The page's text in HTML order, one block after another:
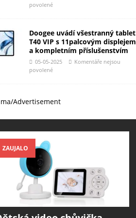
povolené
Doogee uvádí všestranný tablet
T40 VIP s 11palcovým displejem
a kompletním příslušenstvím
05-05-2025
Komentáře nejsou
povolené
Advertisement
ZAUJALO